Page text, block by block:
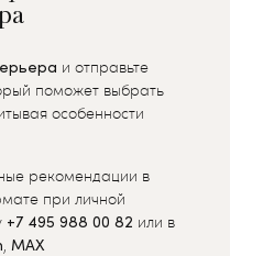
и отправьте
поможет выбрать
особенности
рекомендации в
при личной
+7 495 988 00 82 или в
, MAX